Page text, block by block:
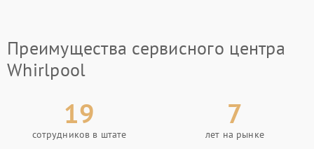
Преимущества сервисного центра
Whirlpool
19
сотрудников в штате
7
лет на рынке